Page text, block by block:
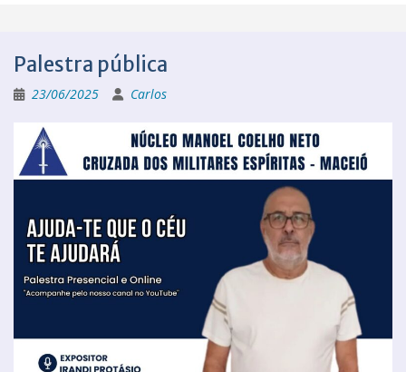
Palestra pública
23/06/2025 Carlos